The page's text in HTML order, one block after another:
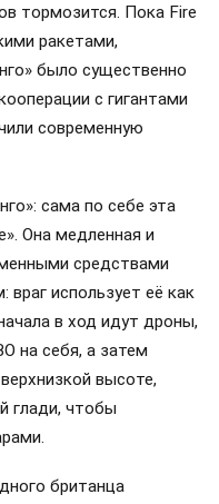
тормозится. Пока Fire
ракетами,
было существенно
с гигантами
современную
сама по себе эта
Она медленная и
средствами
враг использует её как
в ход идут дроны,
на себя, а затем
высоте,
глади, чтобы
британца